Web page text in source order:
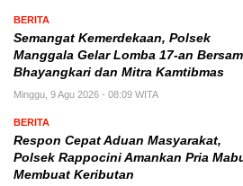
BERITA
Semangat Kemerdekaan, Polsek
Manggala Gelar Lomba 17-an
Bhayangkari dan Mitra Kamtibmas
Minggu, 9 Agu 2026 - 08:09 WITA
BERITA
Respon Cepat Aduan Masyarakat,
Polsek Rappocini Amankan Pria
Membuat Keributan